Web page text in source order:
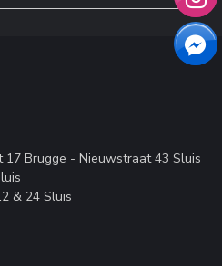
Brugge - Nieuwstraat 43 Sluis
& 24 Sluis